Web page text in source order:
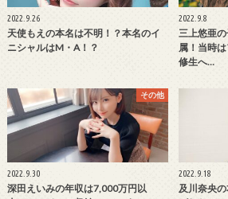
2022.9.26
天使もえの本名は不明！？本名のイ
ニシャルはM・A！？
2022.9.8
三上悠亜
属！当時
修生へ…
その他
2022.9.30
深田えいみの年収は7,000万円以
2022.9.18
及川奈央